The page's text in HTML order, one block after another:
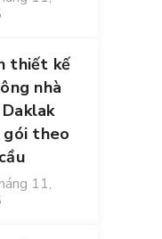
thiết kế
nhà
theo
11,